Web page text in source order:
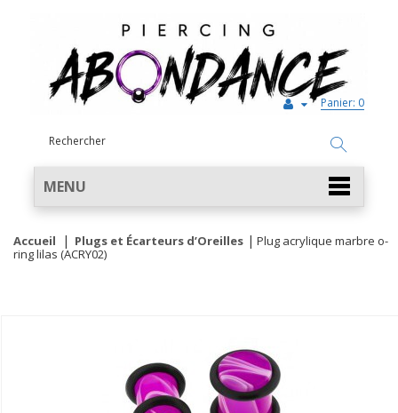
Panier: 0
MENU
Accueil Plugs et Écarteurs d’Oreilles
Plug acrylique marbre o-
ring lilas (ACRY02)